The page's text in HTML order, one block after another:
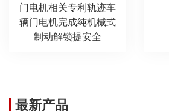
门电机相关专利轨迹车
辆门电机完成纯机械式
制动解锁提安全
最新产品